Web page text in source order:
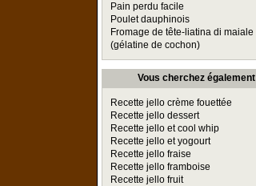
Pain perdu facile
Poulet dauphinois
Fromage de tête-liatina di maiale
(gélatine de cochon)
Vous cherchez également
Recette jello crème fouettée
Recette jello dessert
Recette jello et cool whip
Recette jello et yogourt
Recette jello fraise
Recette jello framboise
Recette jello fruit